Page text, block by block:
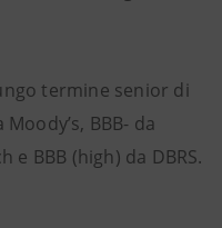
termine senior di
BBB- da
e BBB (high) da DBRS.